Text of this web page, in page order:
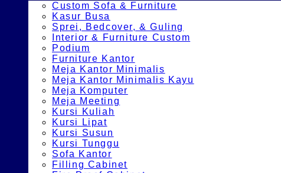
Custom Sofa & Furniture
Kasur Busa
Sprei, Bedcover, & Guling
Interior & Furniture Custom
Podium
Furniture Kantor
Meja Kantor Minimalis
Meja Kantor Minimalis Kayu
Meja Komputer
Meja Meeting
Kursi Kuliah
Kursi Lipat
Kursi Susun
Kursi Tunggu
Sofa Kantor
Filling Cabinet